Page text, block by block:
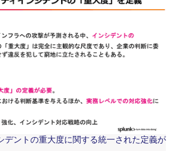
デントの重大度に関する統一された定義が